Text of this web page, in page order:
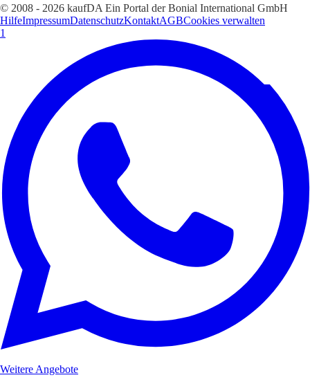
© 2008 - 2026 kaufDA Ein Portal der Bonial International GmbH
HilfeImpressumDatenschutzKontaktAGBCookies verwalten
1
Weitere Angebote